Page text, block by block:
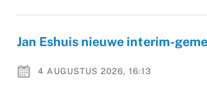
Jan Eshuis nieuwe interim-
4 AUGUSTUS 2026, 16:13